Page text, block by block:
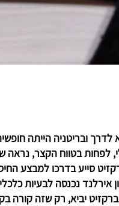
לדרך ובריטניה הייתה
בטווח הקצר, נראה
סייע בדרכו למבצע
יביא, רק שזה קורה